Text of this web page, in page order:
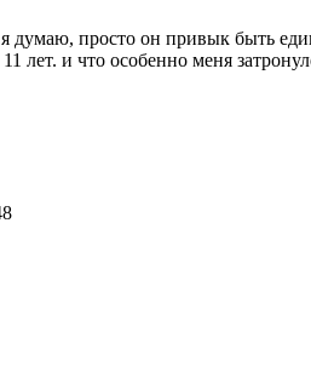
думаю, просто он привык быть
и что особенно меня